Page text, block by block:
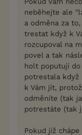
neběhejte ale
a odměna za
trestat když k
rozcupoval na
povel a tak
holt poputují
potrestala když
k Vám jít,
odměníte (tak
potrestáte (tak
Pokud již